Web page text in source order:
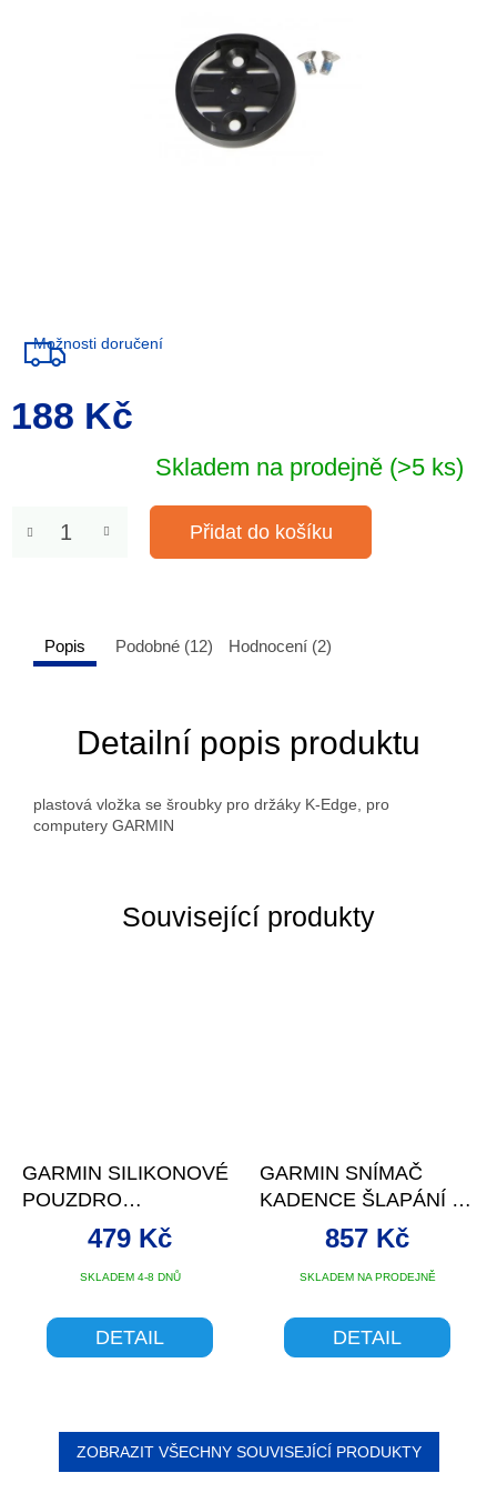
188 Kč
Měrná
cena:
Skladem na prodejně (>5 ks)
Možnosti doručení
Přidat do košíku
Související produkty
GARMIN SILIKONOVÉ
POUZDRO
(EDGE 1050), MOSS
SKLADEM 4-8 DNŮ
479 Kč
DETAIL
GARMIN SNÍMAČ
KADENCE ŠLAPÁNÍ 2
ANT+ A BLE
SKLADEM NA PRODEJNĚ
857 Kč
DETAIL
ZOBRAZIT VŠECHNY SOUVISEJÍCÍ PRODUKTY
Popis Podobné (12) Hodnocení (2)
Detailní popis produktu
plastová vložka se šroubky pro držáky K-Edge, pro
computery GARMIN